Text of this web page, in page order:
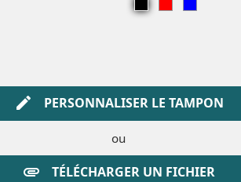
Noir
edit PERSONNALISER LE TAMPON
ou
attachment TÉLÉCHARGER UN FICHIER